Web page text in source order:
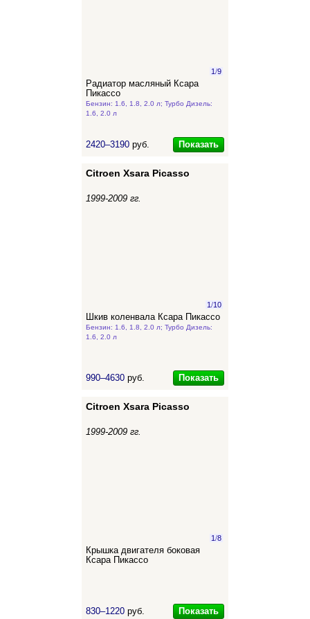
1/9
Радиатор масляный Ксара
Пикассо
Бензин: 1.6, 1.8, 2.0 л; Турбо Дизель:
1.6, 2.0 л
2420–3190 руб. Показать
Citroen Xsara Picasso
1999-2009 гг.
1/10
Шкив коленвала Ксара Пикассо
Бензин: 1.6, 1.8, 2.0 л; Турбо Дизель:
1.6, 2.0 л
990–4630 руб. Показать
Citroen Xsara Picasso
1999-2009 гг.
1/8
Крышка двигателя боковая
Ксара Пикассо
830–1220 руб. Показать